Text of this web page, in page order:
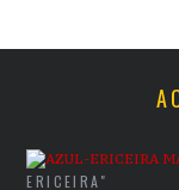
ERICEIRA"